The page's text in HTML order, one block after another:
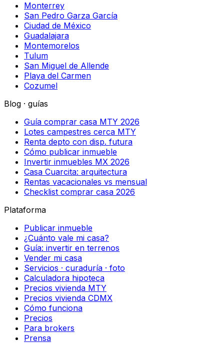
Monterrey
San Pedro Garza García
Ciudad de México
Guadalajara
Montemorelos
Tulum
San Miguel de Allende
Playa del Carmen
Cozumel
Blog · guías
Guía comprar casa MTY 2026
Lotes campestres cerca MTY
Renta depto con disp. futura
Cómo publicar inmueble
Invertir inmuebles MX 2026
Casa Cuarcita: arquitectura
Rentas vacacionales vs mensual
Checklist comprar casa 2026
Plataforma
Publicar inmueble
¿Cuánto vale mi casa?
Guía: invertir en terrenos
Vender mi casa
Servicios · curaduría · foto
Calculadora hipoteca
Precios vivienda MTY
Precios vivienda CDMX
Cómo funciona
Precios
Para brokers
Prensa